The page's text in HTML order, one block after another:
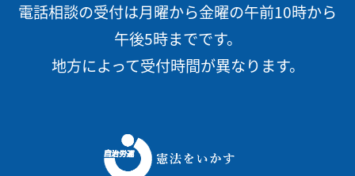
電話相談の受付は月曜から金曜の午前10時から
午後5時までです。
地方によって受付時間が異なります。